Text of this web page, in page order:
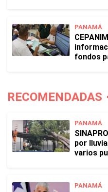
PANAMÁ
fondos
RECOMENDADAS
PANAMÁ
por
varios
PANAMÁ